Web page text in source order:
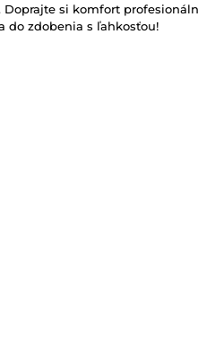
si komfort
do zdobenia s ľahkosťou!